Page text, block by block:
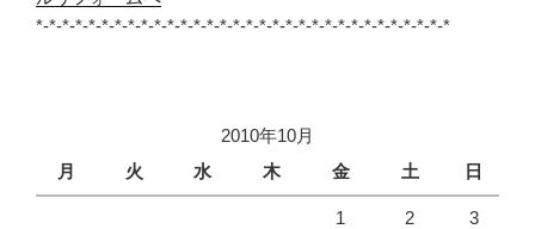
*-*-*-*-*-*-*-*-*-*-*-*-*-*-*-*-*-*-*-*-*-*-*-*-*-*-*-*-*-*-*-*
2010年10月
月
火 水 木 金 土 日
1 2 3